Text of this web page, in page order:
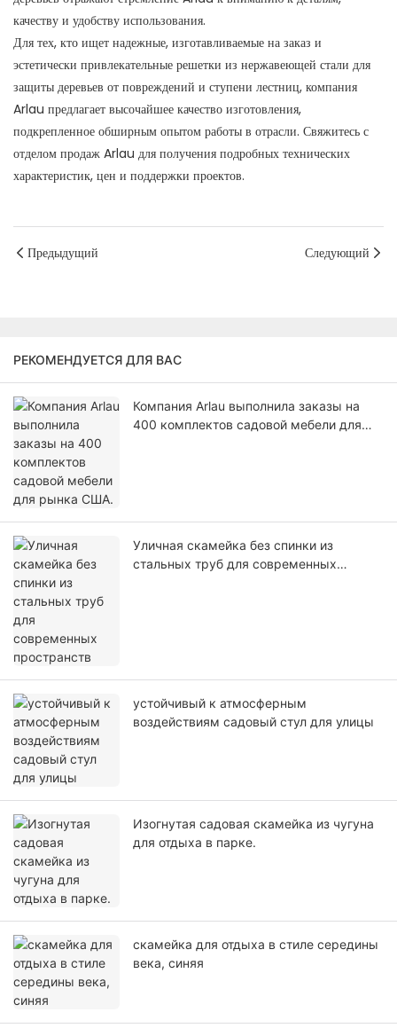
качеству и удобству использования.
Для тех, кто ищет надежные, изготавливаемые на заказ и
эстетически привлекательные решетки из нержавеющей стали для
защиты деревьев от повреждений и ступени лестниц, компания
Arlau предлагает высочайшее качество изготовления,
подкрепленное обширным опытом работы в отрасли. Свяжитесь с
отделом продаж Arlau для получения подробных технических
характеристик, цен и поддержки проектов.
Предыдущий Следующий
РЕКОМЕНДУЕТСЯ ДЛЯ ВАС
Компания Arlau выполнила заказы на
400 комплектов садовой мебели для
Уличная скамейка без спинки из
стальных труб для современных
устойчивый к атмосферным
воздействиям садовый стул для улицы
Изогнутая садовая скамейка из чугуна
для отдыха в парке.
скамейка для отдыха в стиле середины
века, синяя